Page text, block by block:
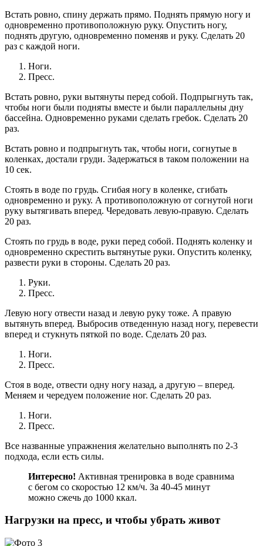
Встать ровно, спину держать прямо. Поднять прямую ногу и
одновременно противоположную руку. Опустить ногу,
поднять другую, одновременно поменяв и руку. Сделать 20
раз с каждой ноги.
Ноги.
Пресс.
Встать ровно, руки вытянуты перед собой. Подпрыгнуть так,
чтобы ноги были подняты вместе и были параллельны дну
бассейна. Одновременно руками сделать гребок. Сделать 20
раз.
Встать ровно и подпрыгнуть так, чтобы ноги, согнутые в
коленках, достали груди. Задержаться в таком положении на
10 сек.
Стоять в воде по грудь. Сгибая ногу в коленке, сгибать
одновременно и руку. А противоположную от согнутой ноги
руку вытягивать вперед. Чередовать левую-правую. Сделать
20 раз.
Стоять по грудь в воде, руки перед собой. Поднять коленку и
одновременно скрестить вытянутые руки. Опустить коленку,
развести руки в стороны. Сделать 20 раз.
Руки.
Пресс.
Левую ногу отвести назад и левую руку тоже. А правую
вытянуть вперед. Выбросив отведенную назад ногу, перевести
вперед и стукнуть пяткой по воде. Сделать 20 раз.
Ноги.
Пресс.
Стоя в воде, отвести одну ногу назад, а другую – вперед.
Меняем и чередуем положение ног. Сделать 20 раз.
Ноги.
Пресс.
Все названные упражнения желательно выполнять по 2-3
подхода, если есть силы.
Интересно! Активная тренировка в воде сравнима
с бегом со скоростью 12 км/ч. За 40-45 минут
можно сжечь до 1000 ккал.
Нагрузки на пресс, и чтобы убрать живот